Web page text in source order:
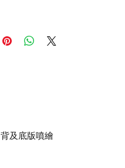
及底版噴繪